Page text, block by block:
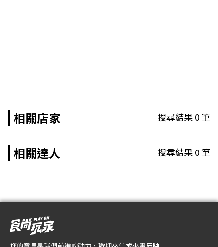
相關店家 搜尋結果0筆
相關達人 搜尋結果0筆